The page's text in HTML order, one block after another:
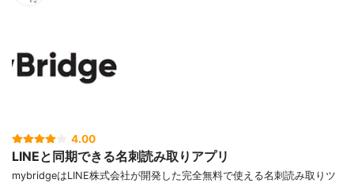
4.00
LINEと同期できる名刺読み取りアプリ
mybridgeはLINE株式会社が開発した完全無料で使える名刺読み取りツ